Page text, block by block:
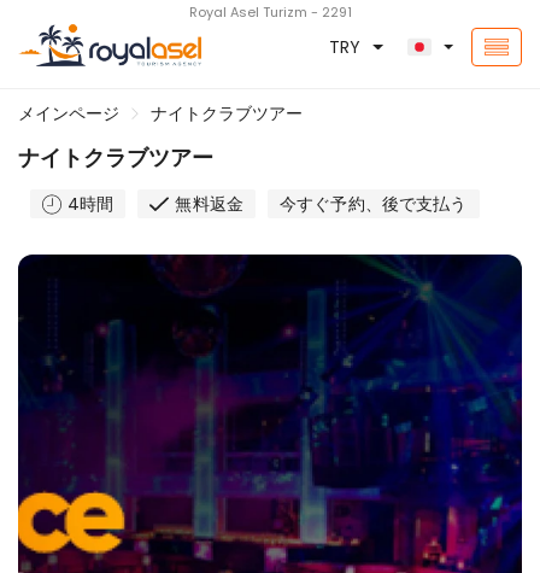
Royal Asel Turizm - 2291
TRY
メインページ ナイトクラブツアー
ナイトクラブツアー
4時間 無料返金 今すぐ予約、後で支払う